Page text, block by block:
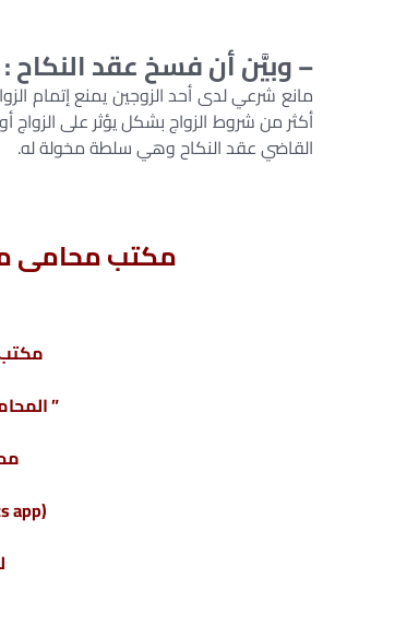
– وبيَّن أن فسخ عقد النكاح :
مانع شرعي لدى أحد الزوجين يمنع إتمام
أكثر من شروط الزواج بشكل يؤثر على الزواج
القاضي عقد النكاح وهي سلطة مخولة له.
مكتب محامى
”
(whats app ) واتس أب : 201220615243+